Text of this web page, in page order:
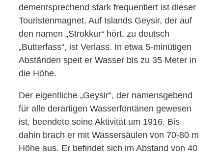
dementsprechend stark frequentiert ist dieser
Touristenmagnet. Auf Islands Geysir, der auf
den namen „Strokkur“ hört, zu deutsch
„Butterfass“, ist Verlass. In etwa 5-minütigen
Abständen speit er Wasser bis zu 35 Meter in
die Höhe.
Der eigentliche „Geysir“, der namensgebend
für alle derartigen Wasserfontänen gewesen
ist, beendete seine Aktivität um 1916. Bis
dahin brach er mit Wassersäulen von 70-80 m
Höhe aus. Er befindet sich im Abstand von 40